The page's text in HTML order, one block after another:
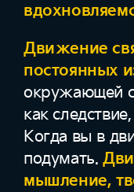
Движение
постоянных
окружающей
как
Когда вы в
подумать.
мышление,